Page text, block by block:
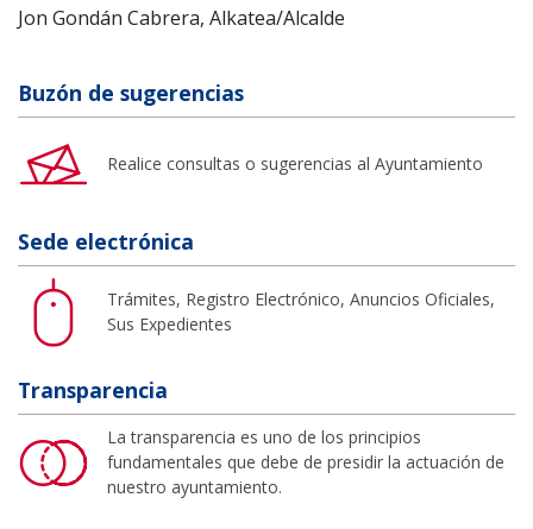
Jon Gondán Cabrera, Alkatea/Alcalde
Buzón de sugerencias
Realice consultas o sugerencias al Ayuntamiento
Sede electrónica
Trámites, Registro Electrónico, Anuncios Oficiales,
Sus Expedientes
Transparencia
La transparencia es uno de los principios
fundamentales que debe de presidir la actuación de
nuestro ayuntamiento.